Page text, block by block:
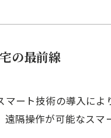
の最前線
ート技術の導入に
隔操作が可能なス